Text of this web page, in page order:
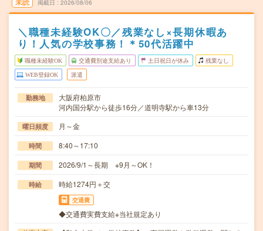
掲載日 2026/08/06
＼職種未経験OK〇／残業なし×長期休暇あ
り！人気の学校事務！＊50代活躍中
職種未経験OK 交通費別途支給あり 土日祝日が休み 残業なし
WEB登録OK 派遣
勤務地
大阪府柏原市
河内国分駅から徒歩16分／道明寺駅から車13分
曜日頻度 月～金
時間 8:40～17:10
期間 2026/9/1～長期 ※9月～OK！
時給 時給1274円＋交
交通費
◆交通費実費支給※当社規定あり